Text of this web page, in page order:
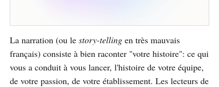
La narration (ou le story-telling en très mauvais
français) consiste à bien raconter "votre histoire": ce qui
vous a conduit à vous lancer, l'histoire de votre équipe,
de votre passion, de votre établissement. Les lecteurs de